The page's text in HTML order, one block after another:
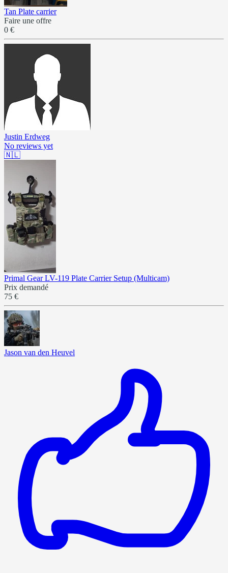
Tan Plate carrier
Faire une offre
0 €
Justin Erdweg
No reviews yet
🇳🇱
Primal Gear LV-119 Plate Carrier Setup (Multicam)
Prix demandé
75 €
Jason van den Heuvel